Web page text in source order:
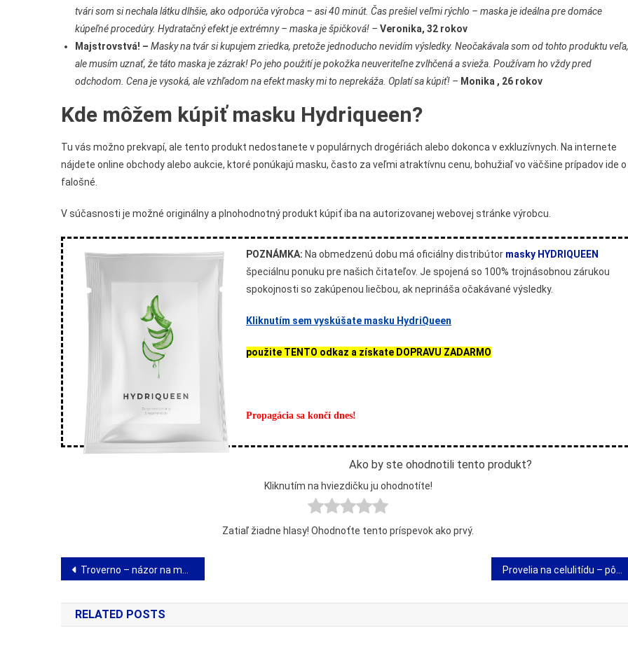
tvári som si nechala látku dlhšie, ako odporúča výrobca – asi 40 minút. Čas prešiel veľmi rýchlo – maska je ideálna pre domáce
kúpeľné procedúry. Hydratačný efekt je extrémny – maska je špičková! – Veronika, 32 rokov
Majstrovstvá! – Masky na tvár si kupujem zriedka, pretože jednoducho nevidím výsledky. Neočakávala som od tohto produktu veľa,
ale musím uznať, že táto maska je zázrak! Po jeho použití je pokožka neuveriteľne zvlhčená a svieža. Používam ho vždy pred
odchodom. Cena je vysoká, ale vzhľadom na efekt masky mi to neprekáža. Oplatí sa kúpiť! – Monika , 26 rokov
Kde môžem kúpiť masku Hydriqueen?
Tu vás možno prekvapí, ale tento produkt nedostanete v populárnych drogériách alebo dokonca v exkluzívnych. Na internete
nájdete online obchody alebo aukcie, ktoré ponúkajú masku, často za veľmi atraktívnu cenu, bohužiaľ vo väčšine prípadov ide o
falošné.
V súčasnosti je možné originálny a plnohodnotný produkt kúpiť iba na autorizovanej webovej stránke výrobcu.
POZNÁMKA: Na obmedzenú dobu má oficiálny distribútor masky HYDRIQUEEN
špeciálnu ponuku pre našich čitateľov. Je spojená so 100% trojnásobnou zárukou
spokojnosti so zakúpenou liečbou, ak neprináša očakávané výsledky.
Kliknutím sem vyskúšate masku HydriQueen
použite TENTO odkaz a získate DOPRAVU ZADARMO
Propagácia sa končí dnes!
Ako by ste ohodnotili tento produkt?
Kliknutím na hviezdičku ju ohodnotíte!
Zatiaľ žiadne hlasy! Ohodnoťte tento príspevok ako prvý.
Navigácia
v
článku
Troverno – názor na magnetické vložky do topánok
RELATED POSTS